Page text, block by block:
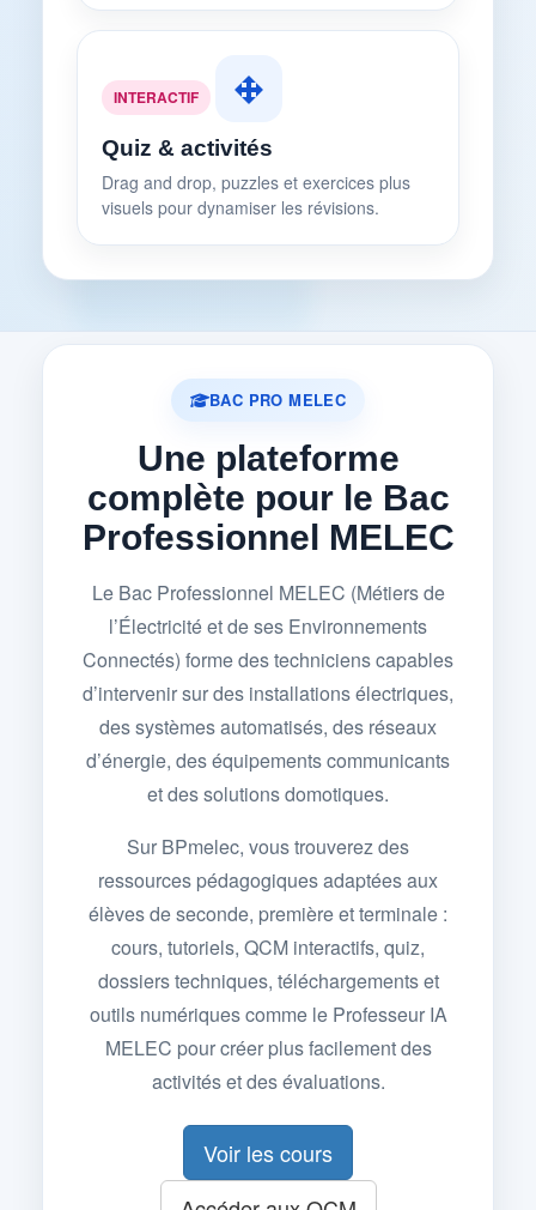
INTERACTIF
Quiz & activités
Drag and drop, puzzles et exercices plus
visuels pour dynamiser les révisions.
BAC PRO MELEC
Une plateforme
complète pour le Bac
Professionnel MELEC
Le Bac Professionnel MELEC (Métiers de
l’Électricité et de ses Environnements
Connectés) forme des techniciens capables
d’intervenir sur des installations électriques,
des systèmes automatisés, des réseaux
d’énergie, des équipements communicants
et des solutions domotiques.
Sur BPmelec, vous trouverez des
ressources pédagogiques adaptées aux
élèves de seconde, première et terminale :
cours, tutoriels, QCM interactifs, quiz,
dossiers techniques, téléchargements et
outils numériques comme le Professeur IA
MELEC pour créer plus facilement des
activités et des évaluations.
Voir les cours